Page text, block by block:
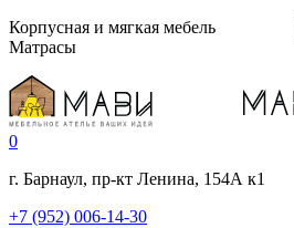
Корпусная и мягкая мебель
Матрасы
0
г. Барнаул, пр-кт Ленина, 154А к1
+7 (952) 006-14-30